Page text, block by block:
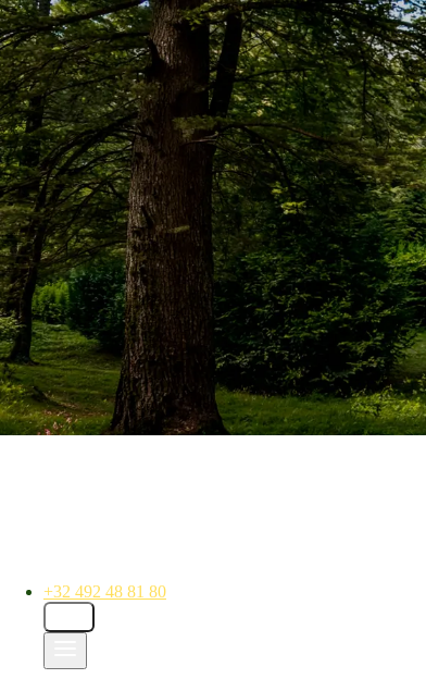
+32 492 48 81 80